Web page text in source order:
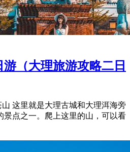
（大理旅游攻略二日
这里就是大理古城和大理洱海旁
景点之一。爬上这里的山，可以看